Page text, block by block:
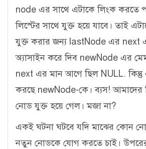
node এর সাথে এটাকে লিংক করতে
লিস্টের সাথে যুক্ত হয়ে যাবে। তাই
যুক্ত করার জন্য lastNode এর next
অ্যাসাইন করে দিব newNode এর
next এর মান আগে ছিল NULL. কিন্তু
করছে newNode-কে। ব্যস! আমাদের
নোড যুক্ত হয়ে গেল। মজা না?
একই ঘটনা ঘটবে যদি মাঝের কোন
নতুন নোডকে যোগ করতে চাই। উপরের